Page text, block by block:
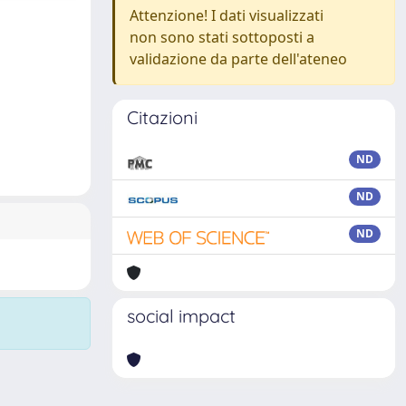
Attenzione! I dati visualizzati
non sono stati sottoposti a
validazione da parte dell'ateneo
Citazioni
ND
ND
ND
social impact